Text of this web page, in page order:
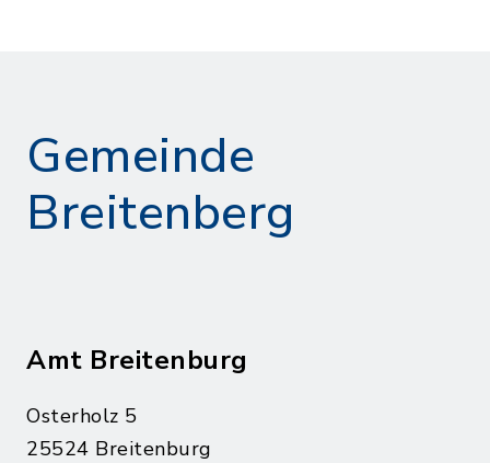
Gemeinde
Breitenberg
Amt Breitenburg
Osterholz 5
25524 Breitenburg